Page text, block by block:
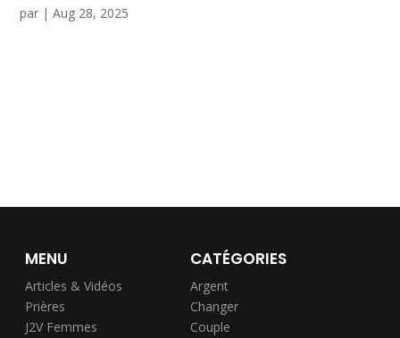
par |Aug 28, 2025
MENU
Articles & Vidéos
Prières
J2V Femmes
CATÉGORIES
Argent
Changer
Couple